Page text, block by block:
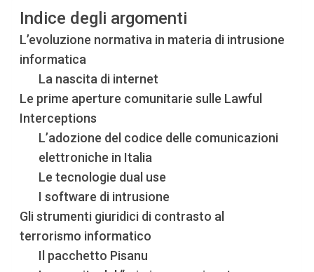
Indice degli argomenti
L’evoluzione normativa in materia di intrusione
informatica
La nascita di internet
Le prime aperture comunitarie sulle Lawful
Interceptions
L’adozione del codice delle comunicazioni
elettroniche in Italia
Le tecnologie dual use
I software di intrusione
Gli strumenti giuridici di contrasto al
terrorismo informatico
Il pacchetto Pisanu